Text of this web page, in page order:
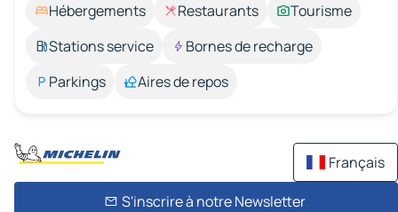
Hébergements Restaurants
Tourisme
Stations service
Bornes de recharge
Parkings
Aires de repos
Français
S'inscrire à notre Newsletter